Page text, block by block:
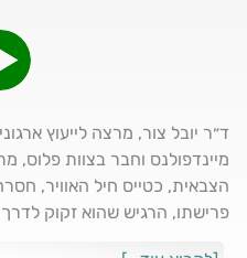
ד״ר יובל צור, מרצה לייעוץ
מיינדפולנס וחבר בצוות פלוס,
הצבאית, כטייס חיל האוויר,
פרישתו, הרגיש שהוא זקוק